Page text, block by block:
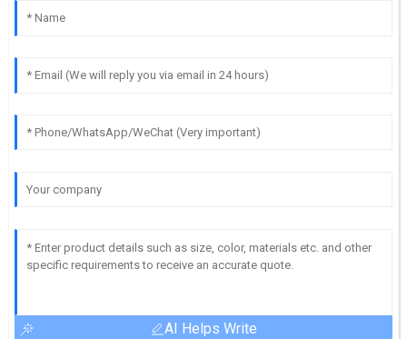
AI Helps Write